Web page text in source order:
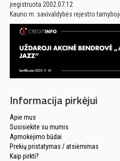
įregistruota 2002.07.12
Kauno m. savivaldybės rejestro
Informacija pirkėjui
Apie mus
Susisiekite su mumis
Apmokėjimo būdai
Prekių pristatymas / atsiėmimas
Kaip pirkti?